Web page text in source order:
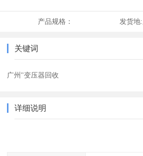
产品规格： 发货地:
关键词
广州"变压器回收
详细说明